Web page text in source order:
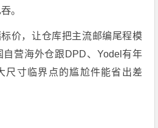
。
价，让仓库把主流邮编尾程模
营海外仓跟DPD、Yodel有年
尺寸临界点的尴尬件能省出差